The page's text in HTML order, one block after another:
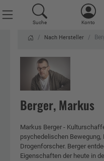
Suche Konto
Nach Hersteller
Berger, Markus
Markus Berger -
psychedelischen Bewegung,
Drogenforscher. Berger
Eigenschaften der heute in